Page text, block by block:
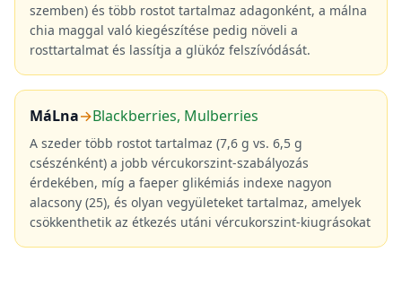
szemben) és több rostot tartalmaz adagonként, a málna
chia maggal való kiegészítése pedig növeli a
rosttartalmat és lassítja a glükóz felszívódását.
MáLna→Blackberries, Mulberries
A szeder több rostot tartalmaz (7,6 g vs. 6,5 g
csészénként) a jobb vércukorszint-szabályozás
érdekében, míg a faeper glikémiás indexe nagyon
alacsony (25), és olyan vegyületeket tartalmaz, amelyek
csökkenthetik az étkezés utáni vércukorszint-kiugrásokat